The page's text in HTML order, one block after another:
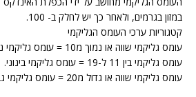
במזון בגרמים, ולאחר כך יש לחלק ב- 100.
קטגוריות ערכי העומס הגליקמי
עומס גליקמי שווה או נמוך מ10 = עומס גליקמי נמוך.
עומס גליקמי בין 11 ל-19 = עומס גליקמי בינוני.
עומס גליקמי שווה או גדול מ20 = עומס גליקמי גבוה.